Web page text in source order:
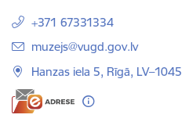
+371 67331334
E-pasts:
muzejs@vugd.gov.lv
Hanzas iela 5, Rīgā, LV–1045